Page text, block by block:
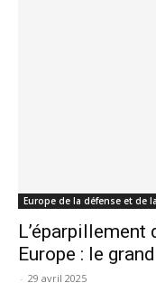
Europe de la défense et de
Europe : le
- 29 avril 2025